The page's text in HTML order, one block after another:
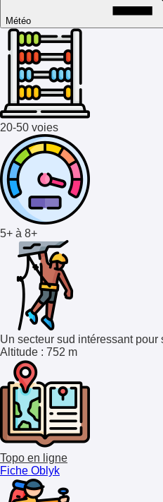
Météo
20-50 voies
5+ à 8+
Un secteur sud intéressant
Altitude : 752 m
Topo en ligne
Fiche Oblyk